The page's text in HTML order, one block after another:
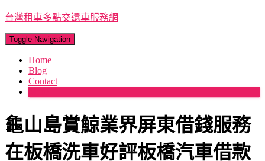
台灣租車多點交還車服務網
Toggle Navigation
Home
Blog
Contact
龜山島賞鯨業界屏東借錢服務
在板橋洗車好評板橋汽車借款